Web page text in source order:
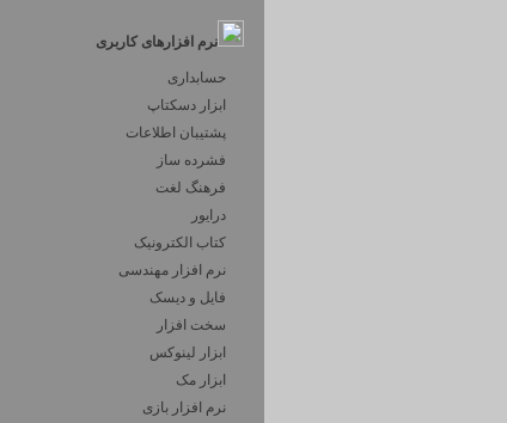
نرم افزارهای کاربری
حسابداری
ابزار دسکتاپ
پشتیبان اطلاعات
فشرده ساز
فرهنگ لغت
درایور
کتاب الکترونیک
نرم افزار مهندسی
فایل و دیسک
سخت افزار
ابزار لینوکس
ابزار مک
نرم افزار بازی